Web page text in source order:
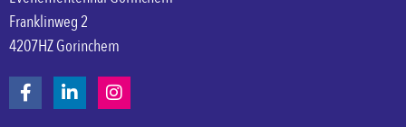
Franklinweg 2
4207HZ Gorinchem